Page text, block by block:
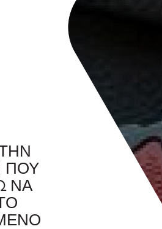
ΠΟΥ
ΝΑ